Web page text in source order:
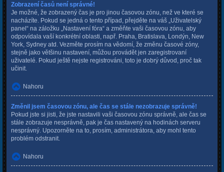
Zobrazení časů není správné!
Je možné, že zobrazený čas je pro jinou časovou zónu, než ve které se
nacházíte. Pokud se jedná o tento případ, přejděte na váš „Uživatelský
panel“ na záložku „Nastavení fóra“ a změňte vaši časovou zónu, aby
odpovídala vaší konkrétní oblasti, např. Praha, Bratislava, Londýn, New
York, Sydney atd. Vezměte prosím na vědomí, že změnu časové zóny,
stejně jako většinu nastavení, můžou provádět jen zaregistrovaní
uživatelé. Pokud ještě nejste registrováni, toto je dobrý důvod, proč tak
učinit.
Nahoru
Změnil jsem časovou zónu, ale čas se stále nezobrazuje správně!
Pokud jste si jisti, že jste nastavili vaši časovou zónu správně, ale čas se
stále zobrazuje nesprávně, pak je čas nastavený na hodinách serveru
nesprávný. Upozorněte na to, prosím, administrátora, aby mohl tento
problém odstranit.
Nahoru